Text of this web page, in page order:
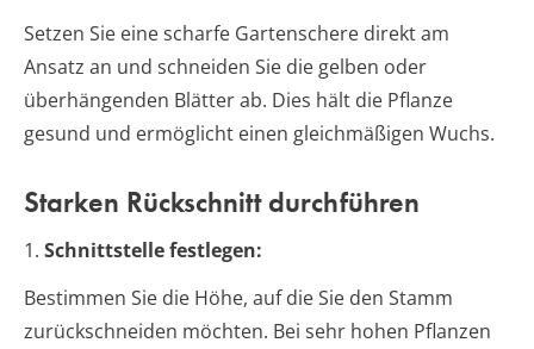
Setzen Sie eine scharfe Gartenschere direkt am
Ansatz an und schneiden Sie die gelben oder
überhängenden Blätter ab. Dies hält die Pflanze
gesund und ermöglicht einen gleichmäßigen Wuchs.
Starken Rückschnitt durchführen
1. Schnittstelle festlegen:
Bestimmen Sie die Höhe, auf die Sie den Stamm
zurückschneiden möchten. Bei sehr hohen Pflanzen